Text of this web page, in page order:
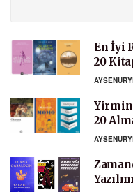
En İyi
20
20